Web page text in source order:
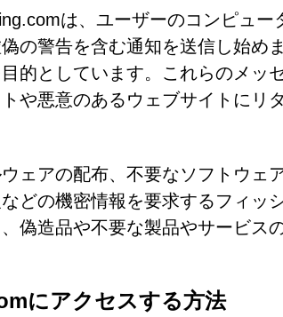
は、ユーザーのコンピュー
の警告を含む通知を送信し始め
的としています。これらのメッ
や悪意のあるウェブサイトにリ
ェアの配布、不要なソフトウェ
どの機密情報を要求するフィッ
偽造品や不要な製品やサービス
にアクセスする方法